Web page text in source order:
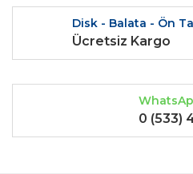
Disk - Balata - Ön
Ücretsiz Kargo
0 (533)